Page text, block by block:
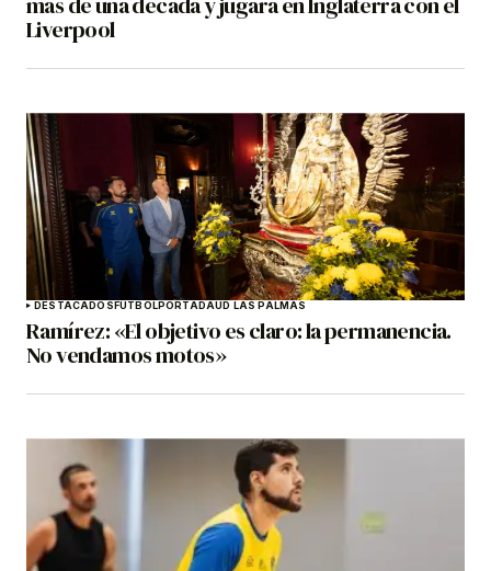
Liverpool
DESTACADOSFÚTBOLPORTADAUD LAS PALMAS
Ramírez: «El objetivo es claro: la permanencia.
No vendamos motos»